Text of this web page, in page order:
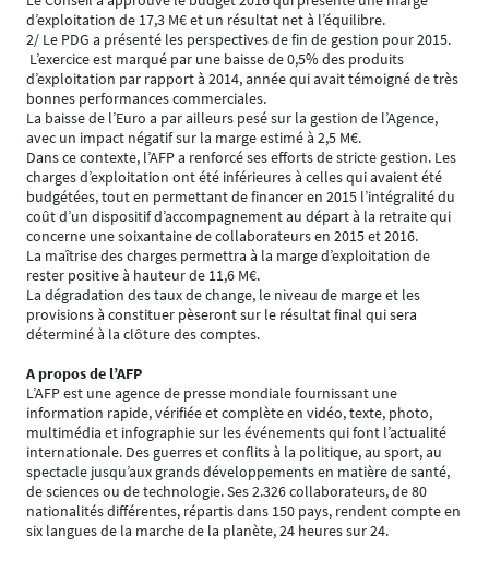
d’exploitation de 17,3 M€ et un résultat net à l’équilibre.
2/ Le PDG a présenté les perspectives de fin de gestion pour 2015.
L’exercice est marqué par une baisse de 0,5% des produits
d’exploitation par rapport à 2014, année qui avait témoigné de très
bonnes performances commerciales.
La baisse de l’Euro a par ailleurs pesé sur la gestion de l’Agence,
avec un impact négatif sur la marge estimé à 2,5 M€.
Dans ce contexte, l’AFP a renforcé ses efforts de stricte gestion. Les
charges d’exploitation ont été inférieures à celles qui avaient été
budgétées, tout en permettant de financer en 2015 l’intégralité du
coût d’un dispositif d’accompagnement au départ à la retraite qui
concerne une soixantaine de collaborateurs en 2015 et 2016.
La maîtrise des charges permettra à la marge d’exploitation de
rester positive à hauteur de 11,6 M€.
La dégradation des taux de change, le niveau de marge et les
provisions à constituer pèseront sur le résultat final qui sera
déterminé à la clôture des comptes.
A propos de l’AFP
L’AFP est une agence de presse mondiale fournissant une
information rapide, vérifiée et complète en vidéo, texte, photo,
multimédia et infographie sur les événements qui font l’actualité
internationale. Des guerres et conflits à la politique, au sport, au
spectacle jusqu’aux grands développements en matière de santé,
de sciences ou de technologie. Ses 2.326 collaborateurs, de 80
nationalités différentes, répartis dans 150 pays, rendent compte en
six langues de la marche de la planète, 24 heures sur 24.